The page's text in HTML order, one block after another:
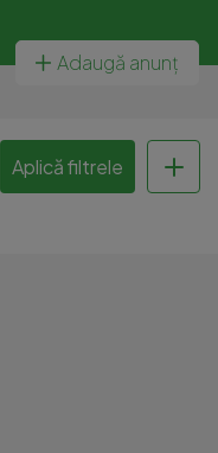
Adaugă anunț
Aplică filtrele